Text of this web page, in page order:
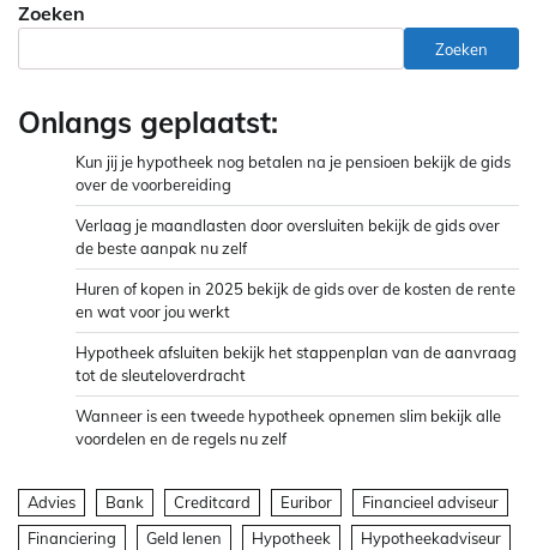
Zoeken
Zoeken
Onlangs geplaatst:
Kun jij je hypotheek nog betalen na je pensioen bekijk de gids
over de voorbereiding
Verlaag je maandlasten door oversluiten bekijk de gids over
de beste aanpak nu zelf
Huren of kopen in 2025 bekijk de gids over de kosten de rente
en wat voor jou werkt
Hypotheek afsluiten bekijk het stappenplan van de aanvraag
tot de sleuteloverdracht
Wanneer is een tweede hypotheek opnemen slim bekijk alle
voordelen en de regels nu zelf
Advies Bank Creditcard Euribor
Financieel adviseur
Financiering
Geld lenen Hypotheek
Hypotheekadviseur